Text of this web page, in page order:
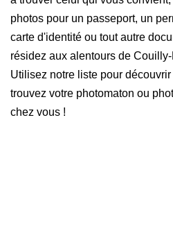
photos pour un passeport, un
carte d'identité ou tout autre
résidez aux alentours de
Utilisez notre liste pour
trouvez votre photomaton ou
chez vous !